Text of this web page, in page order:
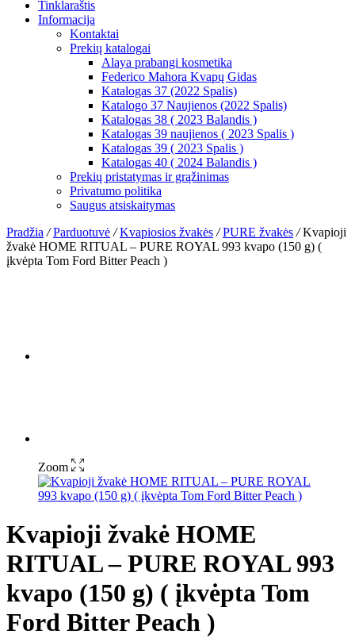
Tinklaraštis
Informacija
Kontaktai
Prekių katalogai
Alaya prabangi kosmetika
Federico Mahora Kvapų Gidas
Katalogas 37 (2022 Spalis)
Katalogo 37 Naujienos (2022 Spalis)
Katalogas 38 ( 2023 Balandis )
Katalogas 39 naujienos ( 2023 Spalis )
Katalogas 39 ( 2023 Spalis )
Katalogas 40 ( 2024 Balandis )
Prekių pristatymas ir grąžinimas
Privatumo politika
Saugus atsiskaitymas
Pradžia / Parduotuvė / Kvapiosios žvakės / PURE žvakės /Kvapioji
žvakė HOME RITUAL – PURE ROYAL 993 kvapo (150 g) (
įkvėpta Tom Ford Bitter Peach )
Zoom
Kvapioji žvakė HOME
RITUAL – PURE ROYAL 993
kvapo (150 g) ( įkvėpta Tom
Ford Bitter Peach )